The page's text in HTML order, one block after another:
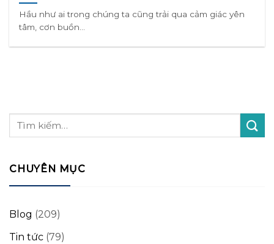
Hầu như ai trong chúng ta cũng trải qua cảm giác yên
tâm, cơn buồn...
CHUYÊN MỤC
Blog (209)
Tin tức (79)